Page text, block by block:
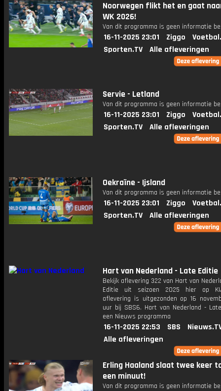
Noorwegen flikt het en gaat
WK 2026!
Van dit programma is geen informatie
16-11-2025 23:01 Ziggo
Sporten.TV
Alle afleveringen
Servie - Letland
Van dit programma is geen informatie
16-11-2025 23:01 Ziggo
Sporten.TV
Alle afleveringen
Oekraïne - Ijsland
Van dit programma is geen informatie
16-11-2025 23:01 Ziggo
Sporten.TV
Alle afleveringen
Hart van Nederland - Late Editie
Bekijk aflevering 322 van Hart van
Editie uit seizoen 2025 hier op
aflevering is uitgezonden op 16
uur bij SBS6. Hart van Nederland -
een Nieuws programma
16-11-2025 22:53 SBS
Alle afleveringen
Erling Haaland slaat twee keer
een minuut!
Van dit programma is geen informatie